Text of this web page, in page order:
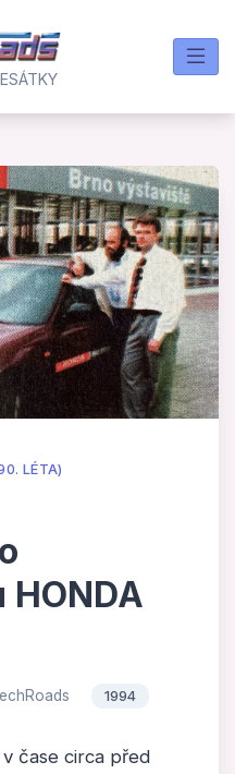
LÉTA)
1994
čase circa před